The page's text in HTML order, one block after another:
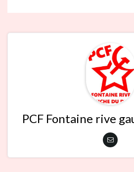
PCF Fontaine rive